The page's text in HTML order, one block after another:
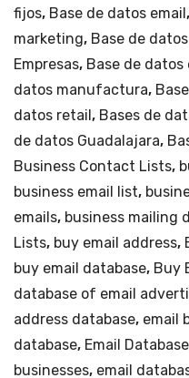
fijos, Base de datos email,
marketing, Base de
Empresas, Base de datos
datos manufactura,
datos retail, Bases de
de datos Guadalajara,
Business Contact Lists,
business email list,
emails, business mailing
Lists, buy email address,
buy email database, Buy
database of email
address database, email
database, Email
businesses, email